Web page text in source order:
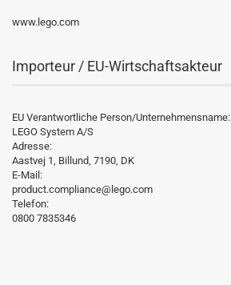
www.lego.com
Importeur / EU-Wirtschaftsakteur
EU Verantwortliche Person/Unternehmensname:
LEGO System A/S
Adresse:
Aastvej 1, Billund, 7190, DK
E-Mail:
product.compliance@lego.com
Telefon:
0800 7835346